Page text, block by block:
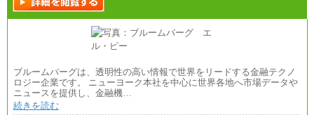
ブルームバーグは、透明性の高い情報で世界をリードする金融テクノ
ロジー企業です。 ニューヨーク本社を中心に世界各地へ市場データや
ニュースを提供し、金融機…
続きを読む